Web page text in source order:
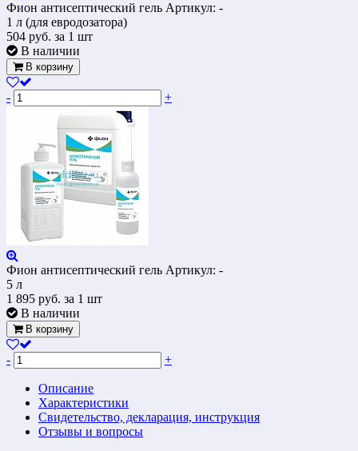
Фион антисептический гель Артикул: -
1 л (для евродозатора)
504 руб. за 1 шт
В наличии
В корзину
- +
Фион антисептический гель Артикул: -
5 л
1 895 руб. за 1 шт
В наличии
В корзину
- +
Описание
Характеристики
Свидетельство, декларация, инструкция
Отзывы и вопросы